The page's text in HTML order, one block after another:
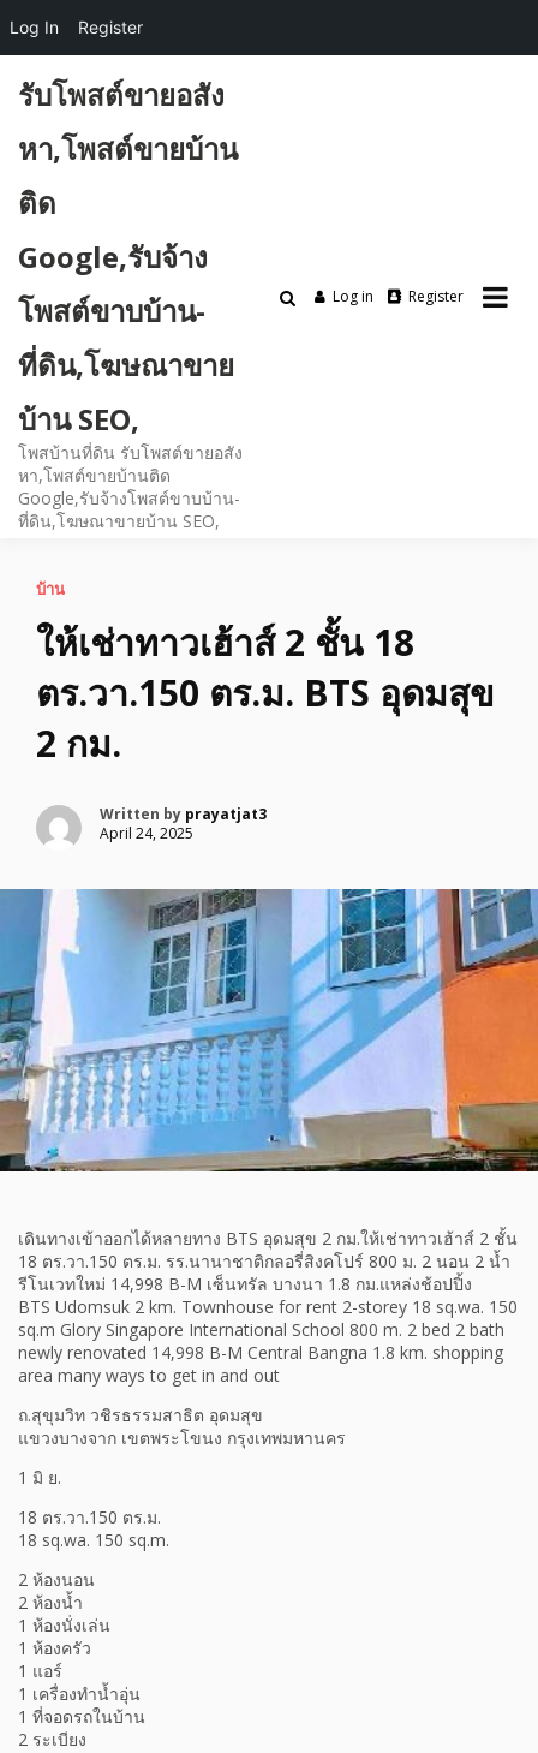
content
รับโพสต์ขายอสัง
หา,โพสต์ขายบ้าน
ติด
Google,รับจ้าง
โพสต์ขาบบ้าน-
ที่ดิน,โฆษณาขาย
บ้าน SEO,
โพสบ้านที่ดิน รับโพสต์ขายอสัง
หา,โพสต์ขายบ้านติด
Google,รับจ้างโพสต์ขาบบ้าน-
ที่ดิน,โฆษณาขายบ้าน SEO,
Log in Register
บ้าน
ให้เช่าทาวเฮ้าส์ 2 ชั้น 18
ตร.วา.150 ตร.ม. BTS อุดมสุข
2 กม.
Written by prayatjat3
April 24, 2025
เดินทางเข้าออกได้หลายทาง BTS อุดมสุข 2 กม.ให้เช่าทาวเฮ้าส์ 2 ชั้น
18 ตร.วา.150 ตร.ม. รร.นานาชาติกลอรี่สิงคโปร์ 800 ม. 2 นอน 2 น้ำ
รีโนเวทใหม่ 14,998 B-M เซ็นทรัล บางนา 1.8 กม.แหล่งช้อปปิ้ง
BTS Udomsuk 2 km. Townhouse for rent 2-storey 18 sq.wa. 150
sq.m Glory Singapore International School 800 m. 2 bed 2 bath
newly renovated 14,998 B-M Central Bangna 1.8 km. shopping
area many ways to get in and out
ถ.สุขุมวิท วชิรธรรมสาธิต อุดมสุข
แขวงบางจาก เขตพระโขนง กรุงเทพมหานคร
1 มิ ย.
18 ตร.วา.150 ตร.ม.
18 sq.wa. 150 sq.m.
2 ห้องนอน
2 ห้องน้ำ
1 ห้องนั่งเล่น
1 ห้องครัว
1 แอร์
1 เครื่องทำน้ำอุ่น
1 ที่จอดรถในบ้าน
2 ระเบียง
Log In Register